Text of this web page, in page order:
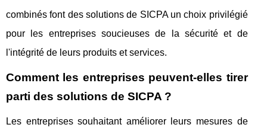
combinés font des solutions de SICPA un choix privilégié
pour les entreprises soucieuses de la sécurité et de
l'intégrité de leurs produits et services.
Comment les entreprises peuvent-elles tirer
parti des solutions de SICPA ?
Les entreprises souhaitant améliorer leurs mesures de